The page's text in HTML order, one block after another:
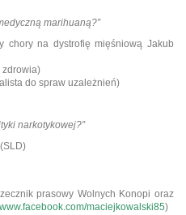
marihuaną?”
chory na dystrofię mięśniową Jakub
zdrowia)
do spraw uzależnień)
narkotykowej?”
prasowy Wolnych Konopi oraz
maciejkowalski85)